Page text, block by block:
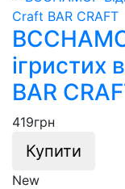
ігристих
BAR
419грн
Купити
New